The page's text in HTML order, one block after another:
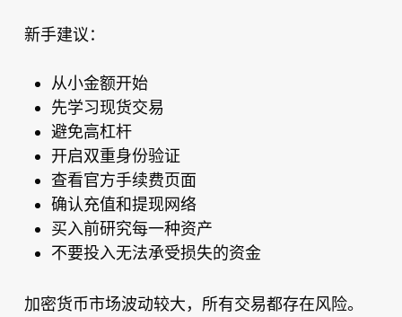
新手建议：
从小金额开始
先学习现货交易
避免高杠杆
开启双重身份验证
查看官方手续费页面
确认充值和提现网络
买入前研究每一种资产
不要投入无法承受损失的资金
加密货币市场波动较大，所有交易都存在风险。